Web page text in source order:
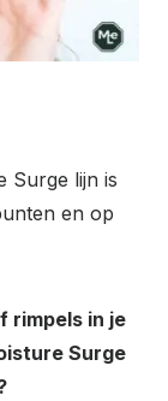
Surge lijn is
en op
rimpels in je
Surge